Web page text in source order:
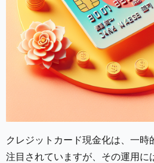
クレジットカード現金化は、一時
注目されていますが、その運用に